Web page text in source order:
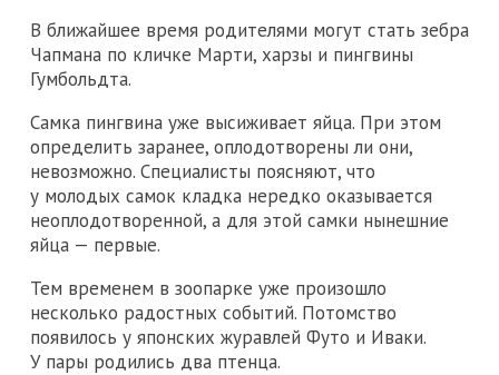
В ближайшее время родителями могут стать зебра
Чапмана по кличке Марти, харзы и пингвины
Гумбольдта.
Самка пингвина уже высиживает яйца. При этом
определить заранее, оплодотворены ли они,
невозможно. Специалисты поясняют, что
у молодых самок кладка нередко оказывается
неоплодотворенной, а для этой самки нынешние
яйца — первые.
Тем временем в зоопарке уже произошло
несколько радостных событий. Потомство
появилось у японских журавлей Футо и Иваки.
У пары родились два птенца.